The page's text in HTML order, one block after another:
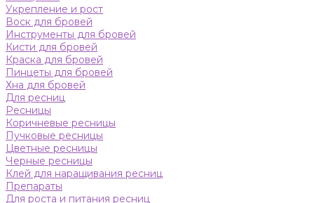
Укрепление и рост
Воск для бровей
Инструменты для бровей
Кисти для бровей
Краска для бровей
Пинцеты для бровей
Хна для бровей
Для ресниц
Ресницы
Коричневые ресницы
Пучковые ресницы
Цветные ресницы
Черные ресницы
Клей для наращивания ресниц
Препараты
Для роста и питания ресниц